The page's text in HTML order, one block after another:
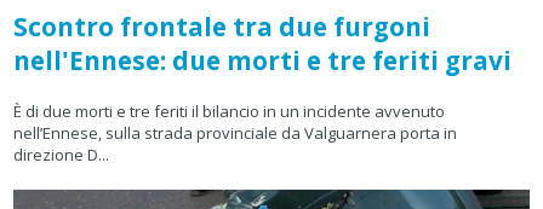
Scontro frontale tra due furgoni
nell'Ennese: due morti e tre feriti gravi
È di due morti e tre feriti il bilancio in un incidente avvenuto
nell’Ennese, sulla strada provinciale da Valguarnera porta in
direzione D...